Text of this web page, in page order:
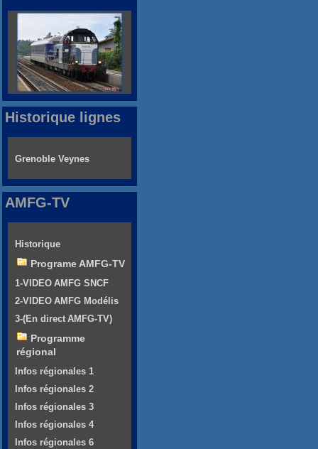
Historique lignes
Grenoble Veynes
AMFG-TV
Historique
Programe AMFG-TV
1-VIDEO AMFG SNCF
2-VIDEO AMFG Modélis
3-(En direct AMFG-TV)
Programme
régional
Infos régionales 1
Infos régionales 2
Infos régionales 3
Infos régionales 4
Infos régionales 6